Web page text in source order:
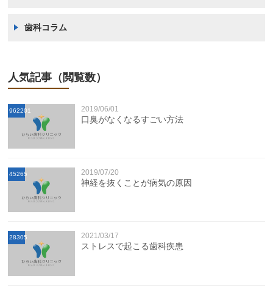
歯科コラム
人気記事（閲覧数）
962201 2019/06/01
口臭がなくなるすごい方法
45265 2019/07/20
神経を抜くことが病気の原因
28305 2021/03/17
ストレスで起こる歯科疾患